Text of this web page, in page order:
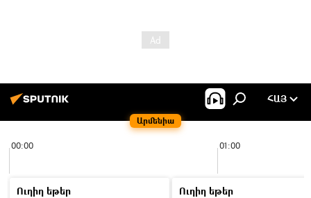
Արմենիա
ՀԱՅ
00:00 01:00
Ուղիղ եթեր
Ուղիղ եթեր